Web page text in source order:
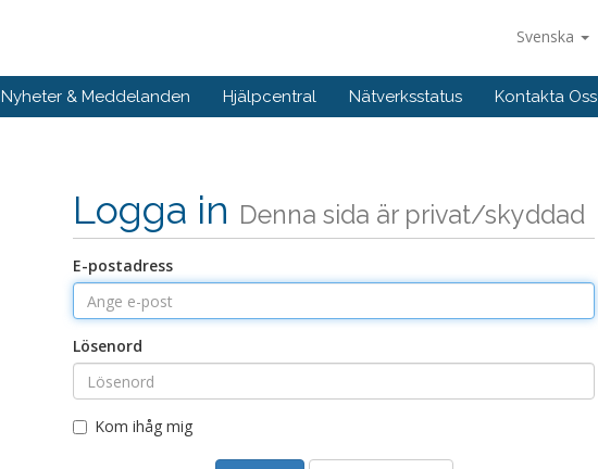
Svenska
Nyheter & Meddelanden Hjälpcentral Nätverksstatus Kontakta Oss
Logga in Denna sida är privat/skyddad
E-postadress
Lösenord
Kom ihåg mig